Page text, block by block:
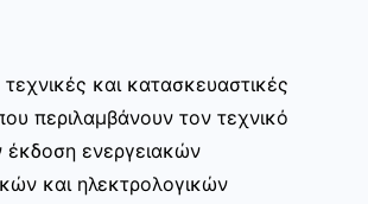
και κατασκευαστικές
περιλαμβάνουν τον τεχνικό
έκδοση ενεργειακών
και ηλεκτρολογικών